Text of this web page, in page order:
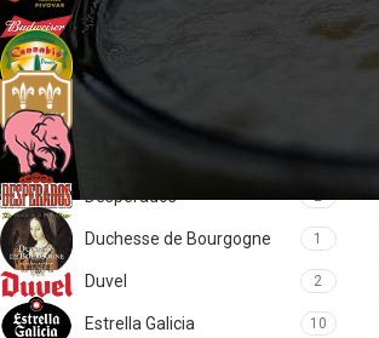
Budweiser 1
Cannabis
Chimay
1
Desperados 2
Duchesse de Bourgogne 1
Duvel 2
Estrella Galicia 10